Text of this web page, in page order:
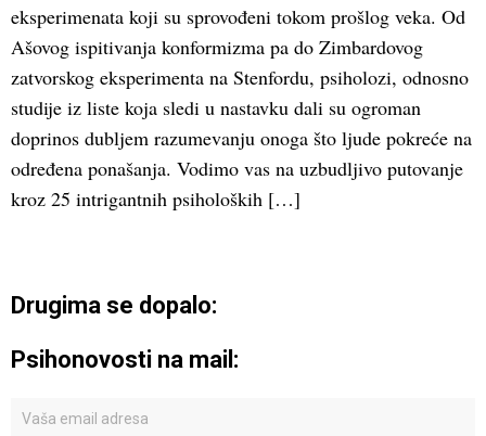
eksperimenata koji su sprovođeni tokom prošlog veka. Od
Ašovog ispitivanja konformizma pa do Zimbardovog
zatvorskog eksperimenta na Stenfordu, psiholozi, odnosno
studije iz liste koja sledi u nastavku dali su ogroman
doprinos dubljem razumevanju onoga što ljude pokreće na
određena ponašanja. Vodimo vas na uzbudljivo putovanje
kroz 25 intrigantnih psiholoških […]
Drugima se dopalo:
Psihonovosti na mail: